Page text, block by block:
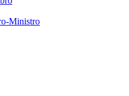
Ministro